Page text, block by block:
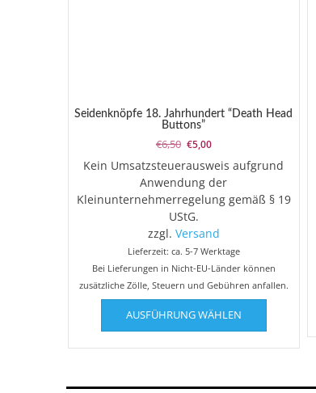
Seidenknöpfe 18. Jahrhundert “Death Head
Buttons”
€6,50 Ursprünglicher
war:
€6,50
€5,00Aktueller
ist:
€5,00.
Kein Umsatzsteuerausweis aufgrund
Anwendung der
Kleinunternehmerregelung gemäß § 19
UStG.
zzgl. Versand
Lieferzeit: ca. 5-7 Werktage
Bei Lieferungen in Nicht-EU-Länder können
zusätzliche Zölle, Steuern und Gebühren anfallen.
AUSFÜHRUNG WÄHLEN
Dieses
weist
mehrere
auf.